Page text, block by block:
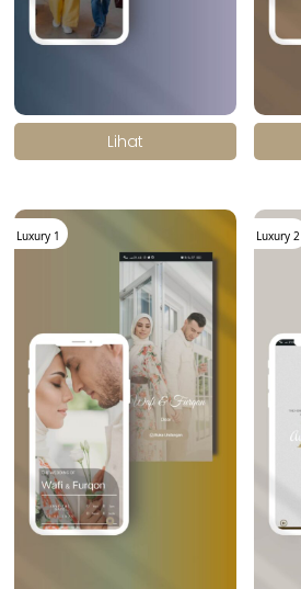
.
Lihat
Luxury 1 Luxury 2